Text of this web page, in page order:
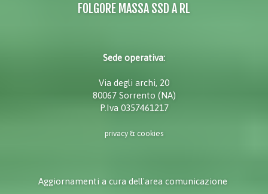
FOLGORE MASSA SSD A RL
Sede operativa:
Via degli archi, 20
80067 Sorrento (NA)
P.Iva 0357461217
privacy & cookies
Aggiornamenti a cura dell'area comunicazione